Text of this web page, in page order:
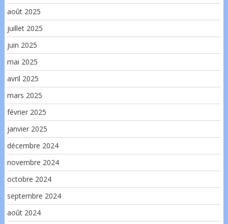
août 2025
juillet 2025
juin 2025
mai 2025
avril 2025
mars 2025
février 2025
janvier 2025
décembre 2024
novembre 2024
octobre 2024
septembre 2024
août 2024